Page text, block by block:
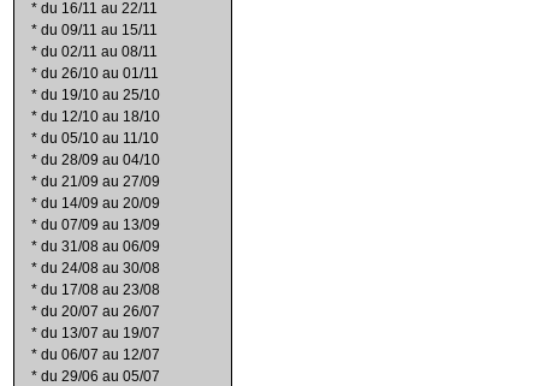
* du 16/11 au 22/11
* du 09/11 au 15/11
* du 02/11 au 08/11
* du 26/10 au 01/11
* du 19/10 au 25/10
* du 12/10 au 18/10
* du 05/10 au 11/10
* du 28/09 au 04/10
* du 21/09 au 27/09
* du 14/09 au 20/09
* du 07/09 au 13/09
* du 31/08 au 06/09
* du 24/08 au 30/08
* du 17/08 au 23/08
* du 20/07 au 26/07
* du 13/07 au 19/07
* du 06/07 au 12/07
* du 29/06 au 05/07